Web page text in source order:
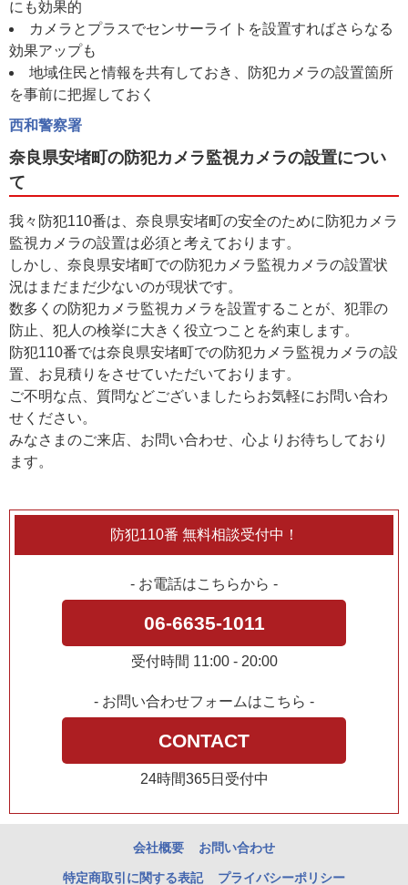
にも効果的
カメラとプラスでセンサーライトを設置すればさらなる
効果アップも
地域住民と情報を共有しておき、防犯カメラの設置箇所
を事前に把握しておく
西和警察署
奈良県安堵町の防犯カメラ監視カメラの設置につい
て
我々防犯110番は、奈良県安堵町の安全のために防犯カメラ
監視カメラの設置は必須と考えております。
しかし、奈良県安堵町での防犯カメラ監視カメラの設置状
況はまだまだ少ないのが現状です。
数多くの防犯カメラ監視カメラを設置することが、犯罪の
防止、犯人の検挙に大きく役立つことを約束します。
防犯110番では奈良県安堵町での防犯カメラ監視カメラの設
置、お見積りをさせていただいております。
ご不明な点、質問などございましたらお気軽にお問い合わ
せください。
みなさまのご来店、お問い合わせ、心よりお待ちしており
ます。
防犯110番 無料相談受付中！
- お電話はこちらから -
06-6635-1011
受付時間 11:00 - 20:00
- お問い合わせフォームはこちら -
CONTACT
24時間365日受付中
会社概要 お問い合わせ
特定商取引に関する表記 プライバシーポリシー